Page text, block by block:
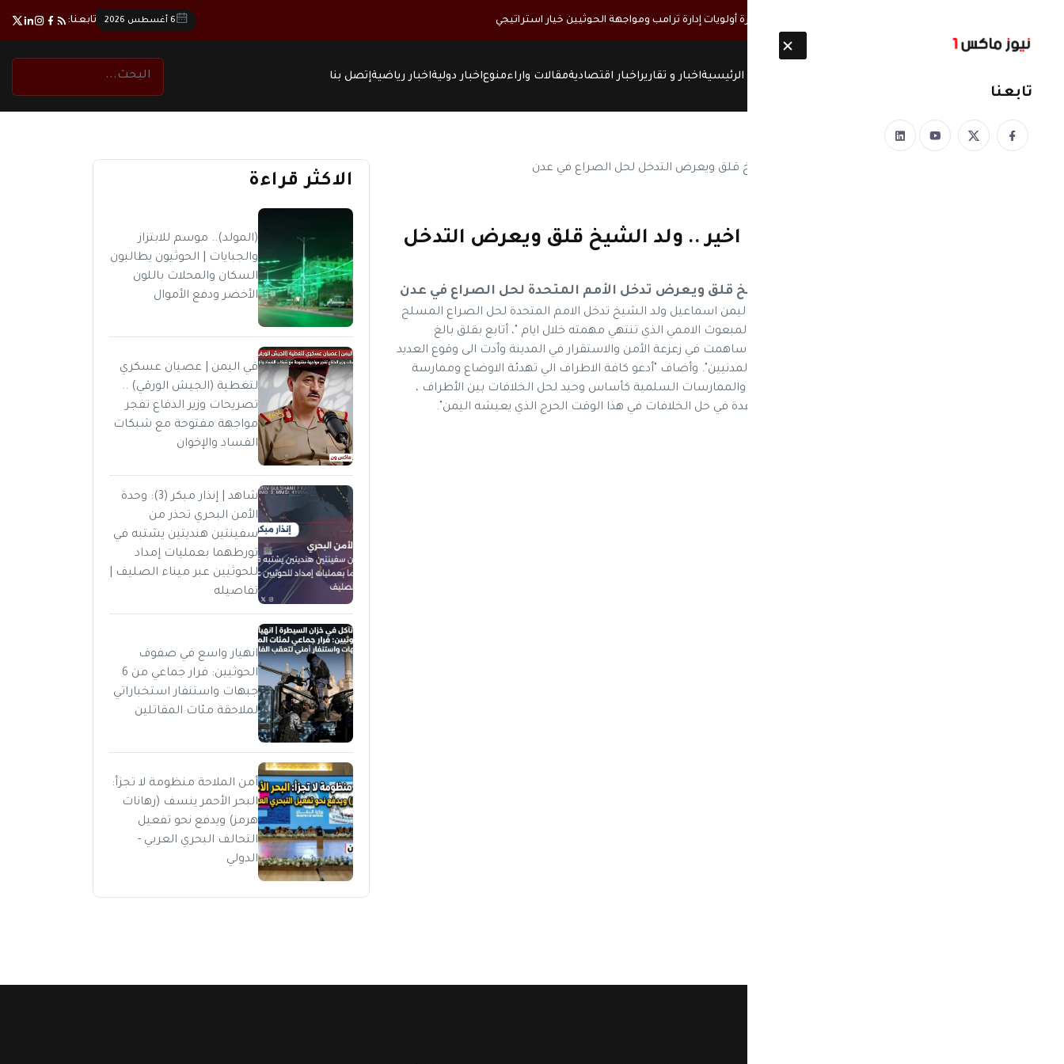
القائم بأعمال السفارة الأمريكية: اليمن في صدارة أولويات إدارة ترامب ومواجهة الحوثيين خيار استراتيجي 6 أغسطس 2026 تابعنا:
الرئيسيةاخبار و تقاريراخبار اقتصاديةمقالات واراءمنوعاخبار دوليةاخبار رياضيةإتصل بنا
تابعنا
مهمته تنتهي خلال ايام .. اخير .. ولد الشيخ قلق ويعرض التدخل
مهمته تنتهي خلال ايام .. ولد الشيخ قلق ويعرض تدخل الأمم المتحدة لحل الصراع في عدن
نيوز ماكس ون- عرض المبعوث الاممي الى اليمن اسماعيل ولد الشيخ تدخل الامم المتحدة لحل الصراع المسلح
الذي تفجر اليوم في عدن جنوبي البلاد . وقال المبعوث الاممي الذي تنتهي مهمته خلال ايام "، أتابع بقلق بالغ
التطورات السياسية والأمنية في عدن والتي ساهمت في زعزعة الأمن والاستقرار في المدينة وأدت الى وقوع العديد
من القتلى والجرحى بما في ذلك في صفوف المدنيين". وأضاف "أدعو كافة الاطراف الي تهدئة الاوضاع وممارسة
اقصى درجات ضبط النفس والاحتكام للحوار والممارسات السلمية كأساس وحيد لحل الخلافات بين الأطراف ،
مؤكدا استعداد الأمم المتحدة الدائم للمساعدة في حل الخلافات في هذا الوقت الحرج الذي يعيشه اليمن".
الاكثر قراءة
(المولد).. موسم للابتزاز
والجبايات | الحوثيون يطالبون
السكان والمحلات باللون
الأخضر ودفع الأموال
في اليمن | عصيان عسكري
لتغطية (الجيش الورقي) ..
تصريحات وزير الدفاع تفجر
مواجهة مفتوحة مع شبكات
الفساد والإخوان
شاهد | إنذار مبكر (3): وحدة
الأمن البحري تحذر من
سفينتين هنديتين يشتبه في
تورطهما بعمليات إمداد
للحوثيين عبر ميناء الصليف |
تفاصيله
انهيار واسع في صفوف
الحوثيين: فرار جماعي من 6
جبهات واستنفار استخباراتي
لملاحقة مئات المقاتلين
أمن الملاحة منظومة لا تجزأ:
البحر الأحمر ينسف (رهانات
هرمز) ويدفع نحو تفعيل
التحالف البحري العربي -
الدولي